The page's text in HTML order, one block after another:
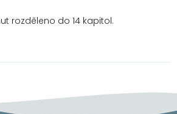
rozděleno do 14 kapitol.